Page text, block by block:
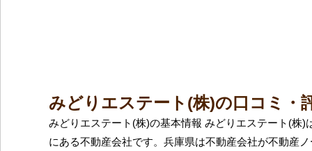
みどりエステート(株)の口コミ・
みどりエステート(株)の基本情報 みどりエステート(株)
にある不動産会社です。兵庫県は不動産会社が不動産